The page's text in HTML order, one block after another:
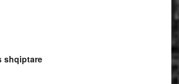
shqiptare